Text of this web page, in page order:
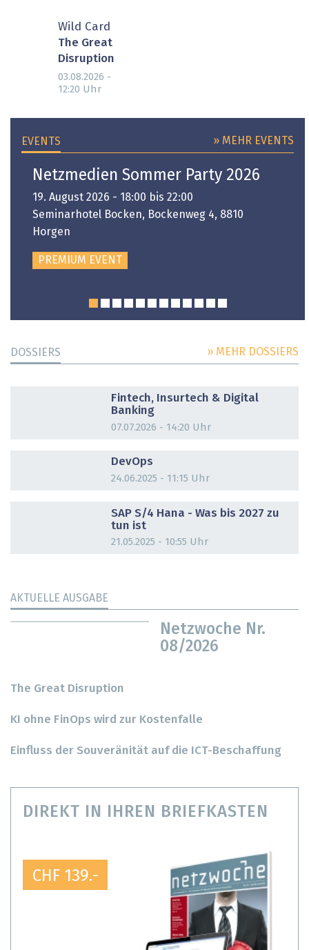
Wild Card
The Great
Disruption
03.08.2026 -
12:20 Uhr
EVENTS » MEHR EVENTS
Netzmedien Sommer Party 2026
19. August 2026 - 18:00 bis 22:00
Seminarhotel Bocken, Bockenweg 4, 8810
Horgen
PREMIUM EVENT
DOSSIERS » MEHR DOSSIERS
Fintech, Insurtech & Digital
Banking
07.07.2026 - 14:20 Uhr
DevOps
24.06.2025 - 11:15 Uhr
SAP S/4 Hana - Was bis 2027 zu
tun ist
21.05.2025 - 10:55 Uhr
AKTUELLE AUSGABE
Netzwoche Nr.
08/2026
The Great Disruption
KI ohne FinOps wird zur Kostenfalle
Einfluss der Souveränität auf die ICT-Beschaffung
DIREKT IN IHREN BRIEFKASTEN
CHF 139.-